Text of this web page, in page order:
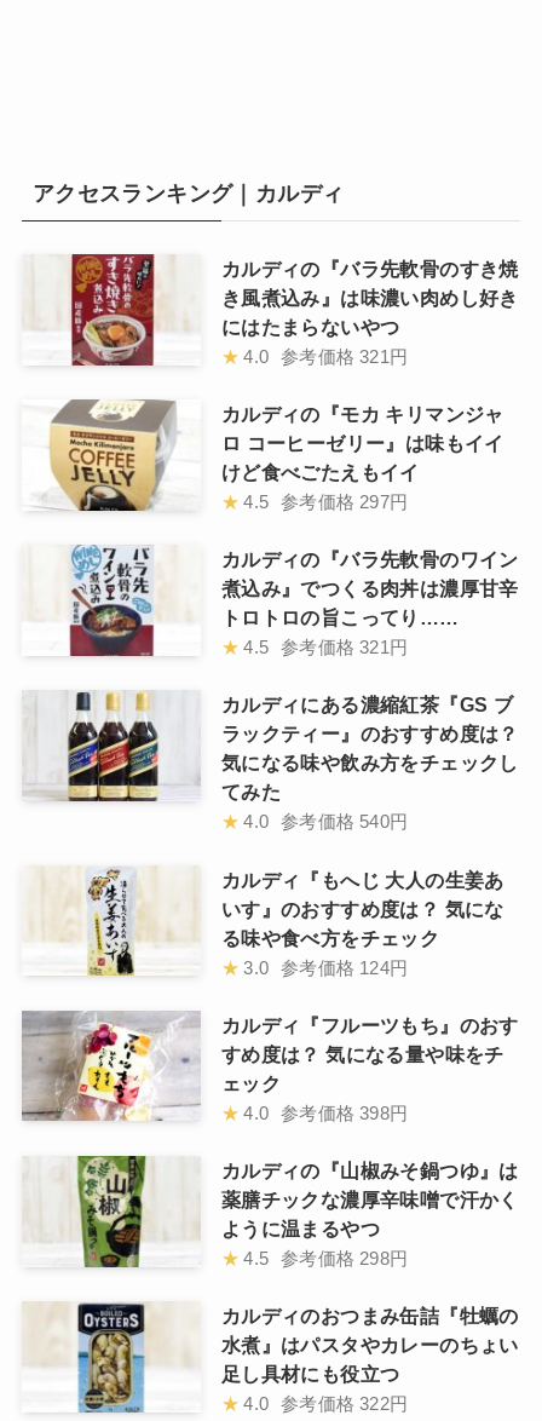
アクセスランキング｜カルディ
カルディの『バラ先軟骨のすき焼
き風煮込み』は味濃い肉めし好き
にはたまらないやつ
★ 4.0 参考価格 321円
カルディの『モカ キリマンジャ
ロ コーヒーゼリー』は味もイイ
けど食べごたえもイイ
★ 4.5 参考価格 297円
カルディの『バラ先軟骨のワイン
煮込み』でつくる肉丼は濃厚甘辛
トロトロの旨こってり……
★ 4.5 参考価格 321円
カルディにある濃縮紅茶『GS ブ
ラックティー』のおすすめ度は？
気になる味や飲み方をチェックし
てみた
★ 4.0 参考価格 540円
カルディ『もへじ 大人の生姜あ
いす』のおすすめ度は？ 気にな
る味や食べ方をチェック
★ 3.0 参考価格 124円
カルディ『フルーツもち』のおす
すめ度は？ 気になる量や味をチ
ェック
★ 4.0 参考価格 398円
カルディの『山椒みそ鍋つゆ』は
薬膳チックな濃厚辛味噌で汗かく
ように温まるやつ
★ 4.5 参考価格 298円
カルディのおつまみ缶詰『牡蠣の
水煮』はパスタやカレーのちょい
足し具材にも役立つ
★ 4.0 参考価格 322円